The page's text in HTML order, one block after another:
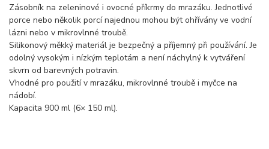
Zásobník na zeleninové i ovocné příkrmy do mrazáku. Jednotlivé
porce nebo několik porcí najednou mohou být ohřívány ve vodní
lázni nebo v mikrovlnné troubě.
Silikonový měkký materiál je bezpečný a příjemný při používání. Je
odolný vysokým i nízkým teplotám a není náchylný k vytváření
skvrn od barevných potravin.
Vhodné pro použití v mrazáku, mikrovlnné troubě i myčce na
nádobí.
Kapacita 900 ml (6× 150 ml).